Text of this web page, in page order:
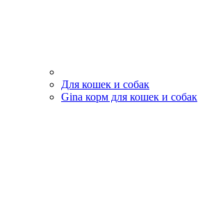
Для кошек и собак
Gina корм для кошек и собак